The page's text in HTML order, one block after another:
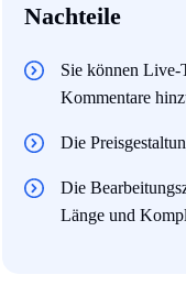
Nachteile
Sie können Live-
Kommentare
Die
Die
Länge und